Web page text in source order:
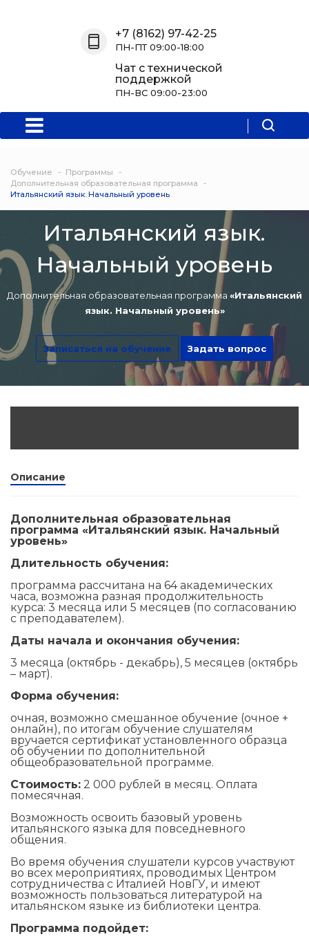
Программы
Программы
Программы
подготовки
Проф
Цифровая
Мероприятия
Информация
+7 (8162) 97-42-25
ПН-ПТ 09:00-18:00
Чат с технической
поддержкой
ПН-ВС 09:00-23:00
Обучение
Программы
Дополнительная образовательная программа
Итальянский язык. Начальный уровень
Итальянский язык.
Начальный уровень
Дополнительная образовательная программа «Итальянский
язык. Начальный уровень»
Записаться на обучение Задать вопрос
Описание
Дополнительная образовательная
программа «Итальянский язык. Начальный
уровень»
Длительность обучения:
программа рассчитана на 64 академических
часа, возможна разная продолжительность
курса: 3 месяца или 5 месяцев (по согласованию
с преподавателем).
Даты начала и окончания обучения:
3 месяца (октябрь - декабрь), 5 месяцев (октябрь
– март).
Форма обучения:
очная, возможно смешанное обучение (очное +
онлайн), по итогам обучение слушателям
вручается сертификат установленного образца
об обучении по дополнительной
общеобразовательной программе.
Стоимость: 2 000 рублей в месяц. Оплата
помесячная.
Возможность освоить базовый уровень
итальянского языка для повседневного
общения.
Во время обучения слушатели курсов участвуют
во всех мероприятиях, проводимых Центром
сотрудничества с Италией НовГУ, и имеют
возможность пользоваться литературой на
итальянском языке из библиотеки центра.
Программа подойдет: